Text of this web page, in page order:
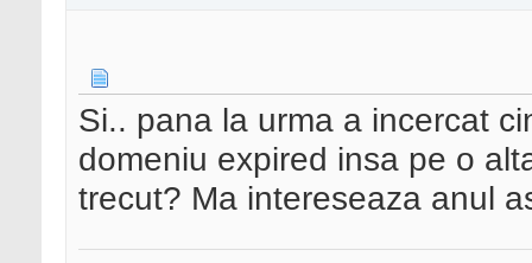
Si.. pana la urma a incercat
domeniu expired insa pe o
trecut? Ma intereseaza anul